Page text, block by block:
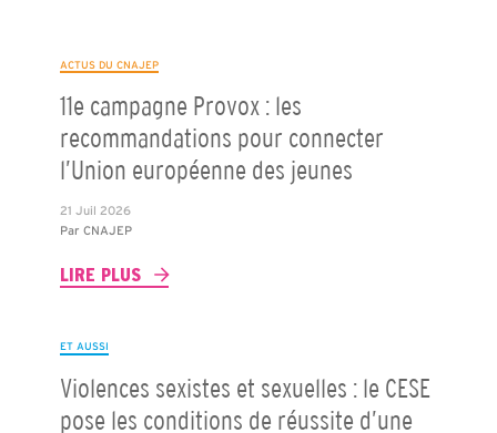
ACTUS DU CNAJEP
11e campagne Provox : les
recommandations pour connecter
l’Union européenne des jeunes
21 Juil 2026
Par CNAJEP
LIRE PLUS
ET AUSSI
Violences sexistes et sexuelles : le CESE
pose les conditions de réussite d’une